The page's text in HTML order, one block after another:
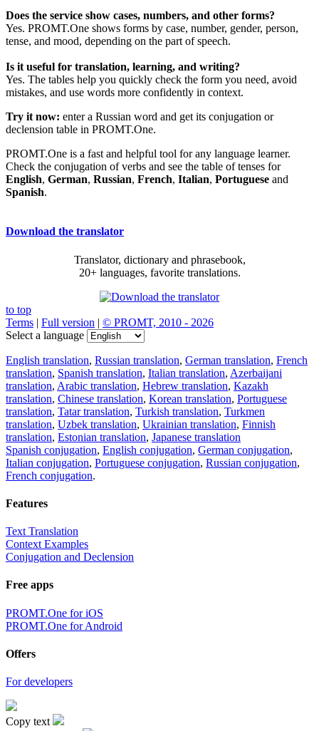
Does the service show cases, numbers, and other forms?
Yes. PROMT.One shows forms by case, number, gender, person,
tense, and mood, depending on the part of speech.
Is it useful for translation, learning, and writing?
Yes. The tables help you quickly check the form you need, avoid
mistakes, and use words more confidently in context.
Try it now: enter a Russian word and get its conjugation or
declension table in PROMT.One.
PROMT.One is a fast and helpful tool for any language learner.
Check the conjugation of verbs and see the table of tenses for
English, German, Russian, French, Italian, Portuguese and
Spanish.
Download the translator
Translator, dictionary and phrasebook,
20+ languages, favorite translations.
to top
Terms | Full version | © PROMT, 2010 - 2026
Select a language
English translation, Russian translation, German translation, French
translation, Spanish translation, Italian translation, Azerbaijani
translation, Arabic translation, Hebrew translation, Kazakh
translation, Chinese translation, Korean translation, Portuguese
translation, Tatar translation, Turkish translation, Turkmen
translation, Uzbek translation, Ukrainian translation, Finnish
translation, Estonian translation, Japanese translation
Spanish conjugation, English conjugation, German conjugation,
Italian conjugation, Portuguese conjugation, Russian conjugation,
French conjugation.
Features
Text Translation
Context Examples
Conjugation and Declension
Free apps
PROMT.One for iOS
PROMT.One for Android
Offers
For developers
Copy text